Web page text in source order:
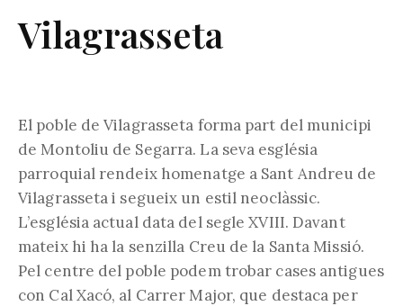
Vilagrasseta
El poble de Vilagrasseta forma part del municipi
de Montoliu de Segarra. La seva església
parroquial rendeix homenatge a Sant Andreu de
Vilagrasseta i segueix un estil neoclàssic.
L’església actual data del segle XVIII. Davant
mateix hi ha la senzilla Creu de la Santa Missió.
Pel centre del poble podem trobar cases antigues
con Cal Xacó, al Carrer Major, que destaca per